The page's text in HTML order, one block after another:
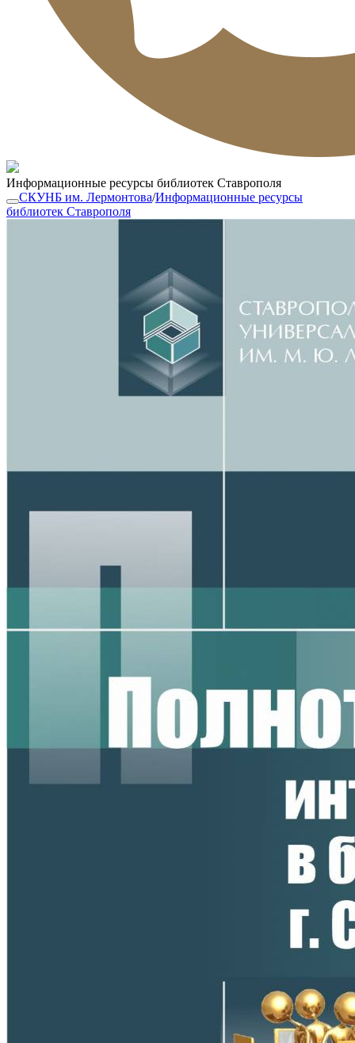
Информационные ресурсы библиотек Ставрополя
СКУНБ им. Лермонтова/Информационные ресурсы
библиотек Ставрополя